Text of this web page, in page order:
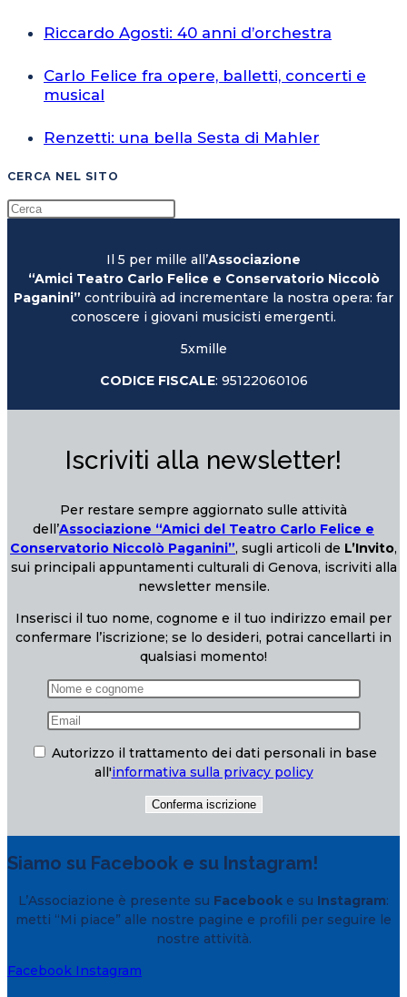
Riccardo Agosti: 40 anni d’orchestra
Carlo Felice fra opere, balletti, concerti e
musical
Renzetti: una bella Sesta di Mahler
CERCA NEL SITO
Il 5 per mille all’Associazione
“Amici Teatro Carlo Felice e Conservatorio Niccolò
Paganini” contribuirà ad incrementare la nostra opera: far
conoscere i giovani musicisti emergenti.
5xmille
CODICE FISCALE: 95122060106
Iscriviti alla newsletter!
Per restare sempre aggiornato sulle attività
dell’Associazione “Amici del Teatro Carlo Felice e
Conservatorio Niccolò Paganini”, sugli articoli de L’Invito,
sui principali appuntamenti culturali di Genova, iscriviti alla
newsletter mensile.
Inserisci il tuo nome, cognome e il tuo indirizzo email per
confermare l’iscrizione; se lo desideri, potrai cancellarti in
qualsiasi momento!
Autorizzo il trattamento dei dati personali in base
all'informativa sulla privacy policy
Siamo su Facebook e su Instagram!
L’Associazione è presente su Facebook e su Instagram:
metti “Mi piace” alle nostre pagine e profili per seguire le
nostre attività.
Facebook Instagram